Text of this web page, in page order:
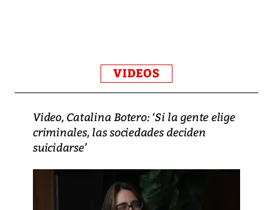
VIDEOS
Video, Catalina Botero: ‘Si la gente elige
criminales, las sociedades deciden
suicidarse’